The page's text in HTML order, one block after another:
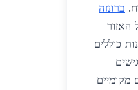
ברונזה
האזור
צורכי הבנייה בשנת 2026. היתרונות כוללים
מקומיים